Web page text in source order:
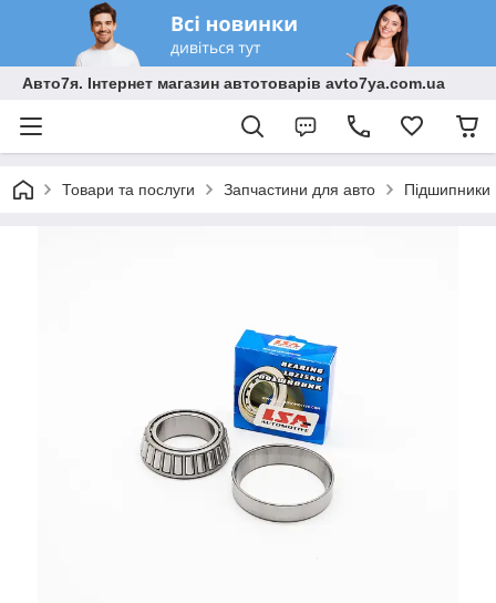
Авто7я. Інтернет магазин автотоварів avto7ya.com.ua
Товари та послуги Запчастини для авто Підшипники